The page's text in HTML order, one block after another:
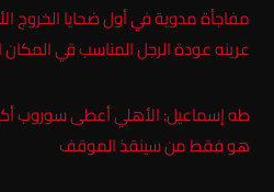
مفاجأة مدوية في أول ضحايا الخروج
عرينه عودة الرجل المناسب قي
طه إسماعيل: الأهلي أعطى سوروب
هو فقط من سينقذ الموقف